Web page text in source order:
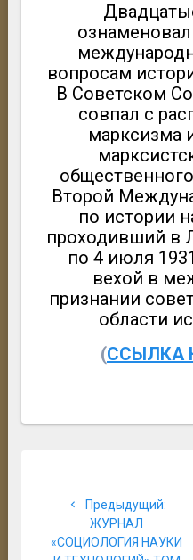
вопросам
В Советском
совпал с
марксизма
Второй
по истории
проходивший в
по 4 июля
вехой в
признании
области
(ССЫЛКА
записям
Предыдущий:
ЖУРНАЛ
«СОЦИОЛОГИЯ НАУКИ